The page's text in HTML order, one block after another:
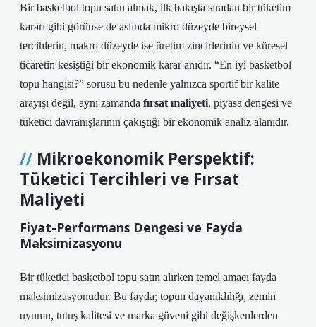
Bir basketbol topu satın almak, ilk bakışta sıradan bir tüketim
kararı gibi görünse de aslında mikro düzeyde bireysel
tercihlerin, makro düzeyde ise üretim zincirlerinin ve küresel
ticaretin kesiştiği bir ekonomik karar anıdır. “En iyi basketbol
topu hangisi?” sorusu bu nedenle yalnızca sportif bir kalite
arayışı değil, aynı zamanda fırsat maliyeti, piyasa dengesi ve
tüketici davranışlarının çakıştığı bir ekonomik analiz alanıdır.
Mikroekonomik Perspektif:
Tüketici Tercihleri ve Fırsat
Maliyeti
Fiyat-Performans Dengesi ve Fayda
Maksimizasyonu
Bir tüketici basketbol topu satın alırken temel amacı fayda
maksimizasyonudur. Bu fayda; topun dayanıklılığı, zemin
uyumu, tutuş kalitesi ve marka güveni gibi değişkenlerden